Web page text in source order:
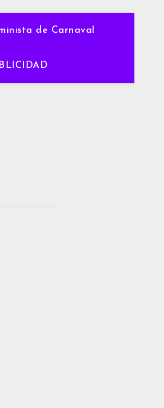
de Carnaval